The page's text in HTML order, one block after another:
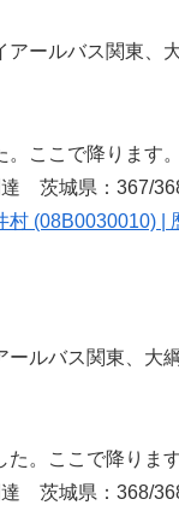
ールバス関東、
ここで降ります。
達 茨城県：367/
村 (08B0030010) |
ールバス関東、大
。ここで降ります
達 茨城県：368/